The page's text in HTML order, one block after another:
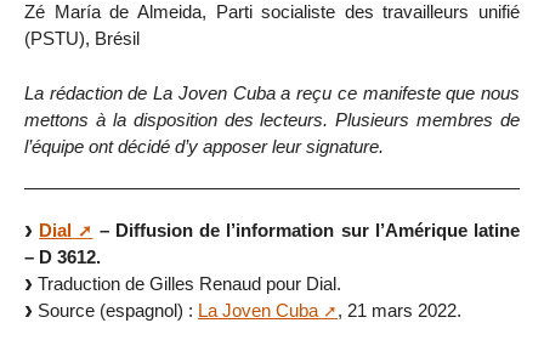
Zé María de Almeida, Parti socialiste des travailleurs unifié
(PSTU), Brésil
La rédaction de La Joven Cuba a reçu ce manifeste que nous
mettons à la disposition des lecteurs. Plusieurs membres de
l’équipe ont décidé d’y apposer leur signature.
Dial
– Diffusion de l’information sur l’Amérique latine
– D 3612.
Traduction de Gilles Renaud pour Dial.
Source (espagnol) : La Joven Cuba , 21 mars 2022.